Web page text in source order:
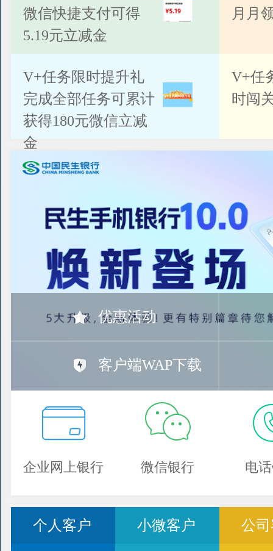
微信快捷支付可得
5.19元立减金
月月
V+任务限时提升礼
完成全部任务可累计
获得180元微信立减
金
V+任
时闯
优惠活动
客户端WAP下载
企业网上银行 微信银行 电
个人客户 小微客户 公